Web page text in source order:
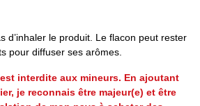
d’inhaler le produit. Le flacon peut rester
pour diffuser ses arômes.
interdite aux mineurs. En ajoutant
je reconnais être majeur(e) et être